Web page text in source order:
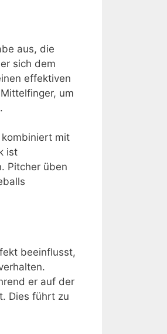
aus, die
sich dem
effektiven
um
mit
ist
Pitcher üben
beeinflusst,
er auf der
Dies führt zu